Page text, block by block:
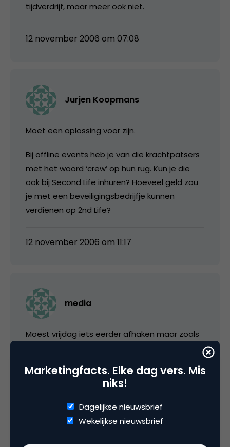
tijdverdrijf, maar meer ook niet.
12 november 2006 om 07:08
Jurjen Koopmans
Moet een oplossing voor zijn.
Bij offline events heb je van die krachtpatsers
met het woord ‘crew’ op hun rug. Kun je die
ook bij Second Life inhuren? Hoeveel geld zou
je met een beveiligingsbedrijfje kunnen
verdienen op 2nd Life?
12 november 2006 om 11:17
media
Moest vrijdag iets eerder afhaken maar zoals
het idee dat ik nog veel te leren heb in Second
Life. Sluit me aan bij de vraag van Carl, wellicht
een keer een tour met wat minder
deelnemers?
Marketingfacts. Elke dag vers. Mis
niks!
Dagelijkse nieuwsbrief
Wekelijkse nieuwsbrief